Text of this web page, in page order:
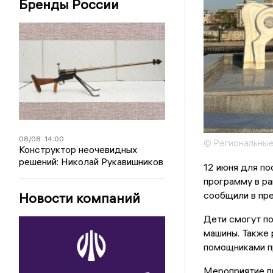
Бренды России
08/08 14:00
Конструктор неочевидных
решений: Николай Рукавишников
Новости компаний
©
12 июня для
программу в
сообщили в
Дети смогут
машины. Также
помощниками